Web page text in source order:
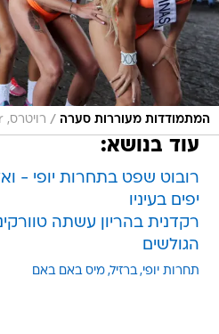
המתמודדות מעוררות סערה / רויטרס, Paulo Whitaker
עוד בנושא:
רובוט שפט בתחרות יופי -
יפים בעיניו
רקדנית בהריון עשתה
הגולשים
תחרות יופי ברזיל מיס באם באם